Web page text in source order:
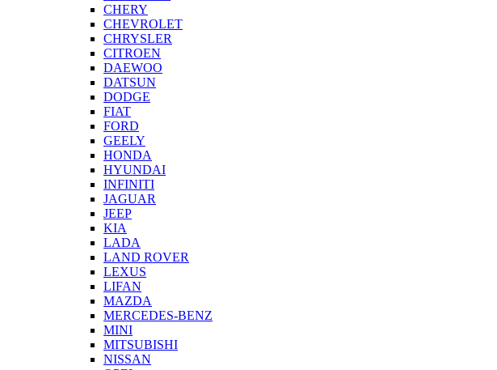
CHERY
CHEVROLET
CHRYSLER
CITROEN
DAEWOO
DATSUN
DODGE
FIAT
FORD
GEELY
HONDA
HYUNDAI
INFINITI
JAGUAR
JEEP
KIA
LADA
LAND ROVER
LEXUS
LIFAN
MAZDA
MERCEDES-BENZ
MINI
MITSUBISHI
NISSAN